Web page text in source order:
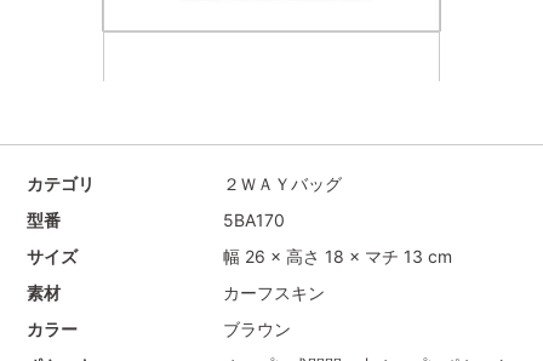
カテゴリ
２ＷＡＹバッグ
型番
5BA170
サイズ
幅 26 × 高さ 18 × マチ 13 cm
素材
カーフスキン
カラー
ブラウン